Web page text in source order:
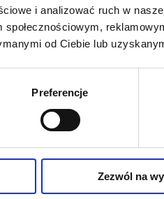
i analizować ruch w
od Ciebie lub
Preferencje
Zezwól na
kup bilet
ART’N’VOICES.
20.09.2026,